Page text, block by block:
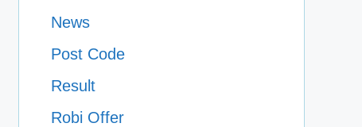
News
Post Code
Result
Robi Offer